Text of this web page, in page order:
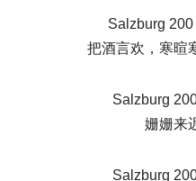
把酒言欢，寒暄
姗姗来